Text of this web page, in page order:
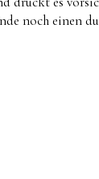
noch einen